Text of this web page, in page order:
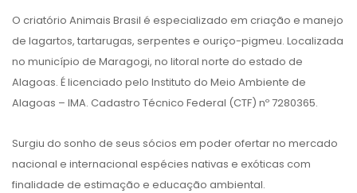
O criatório Animais Brasil é especializado em criação e manejo
de lagartos, tartarugas, serpentes e ouriço-pigmeu. Localizada
no município de Maragogi, no litoral norte do estado de
Alagoas. É licenciado pelo Instituto do Meio Ambiente de
Alagoas – IMA. Cadastro Técnico Federal (CTF) nº 7280365.
Surgiu do sonho de seus sócios em poder ofertar no mercado
nacional e internacional espécies nativas e exóticas com
finalidade de estimação e educação ambiental.